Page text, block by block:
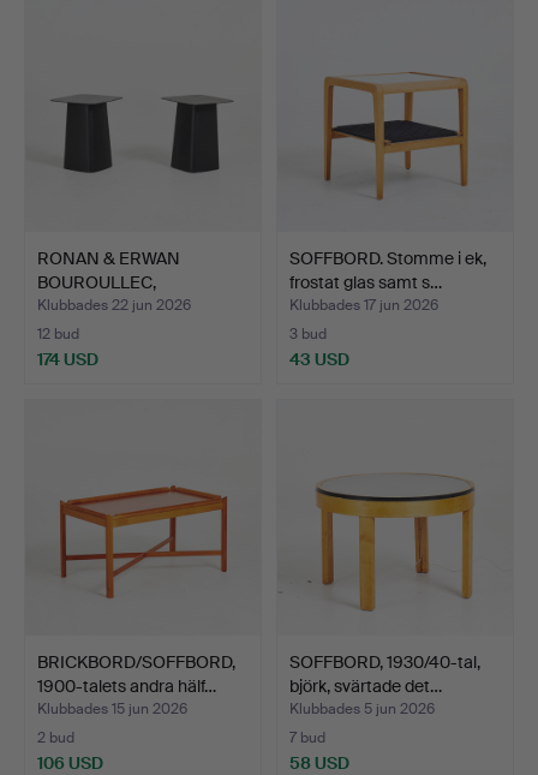
RONAN & ERWAN
BOUROULLEC,
SIDOBORD, 1-par,…
Klubbades 22 jun 2026
12 bud
174 USD
SOFFBORD. Stomme i ek,
frostat glas samt s…
Klubbades 17 jun 2026
3 bud
43 USD
BRICKBORD/SOFFBORD,
1900-talets andra hälf…
Klubbades 15 jun 2026
2 bud
106 USD
SOFFBORD, 1930/40-tal,
björk, svärtade det…
Klubbades 5 jun 2026
7 bud
58 USD